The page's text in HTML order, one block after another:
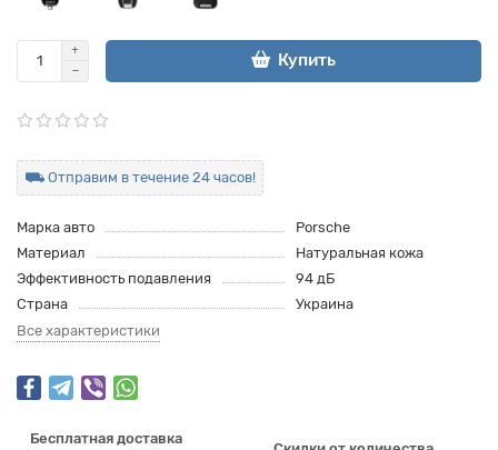
Купить
⛟ Отправим в течение 24 часов!
Марка авто
Porsche
Материал
Натуральная кожа
Эффективность подавления
94 дБ
Страна
Украина
Все характеристики
Бесплатная доставка